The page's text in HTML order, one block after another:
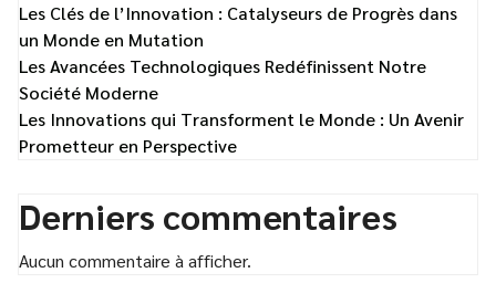
Les Clés de l’Innovation : Catalyseurs de Progrès dans
un Monde en Mutation
Les Avancées Technologiques Redéfinissent Notre
Société Moderne
Les Innovations qui Transforment le Monde : Un Avenir
Prometteur en Perspective
Derniers commentaires
Aucun commentaire à afficher.